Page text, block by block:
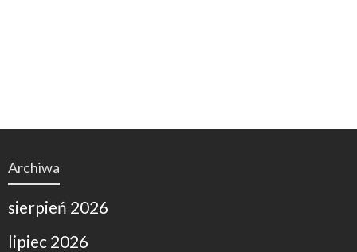
Archiwa
sierpień 2026
lipiec 2026